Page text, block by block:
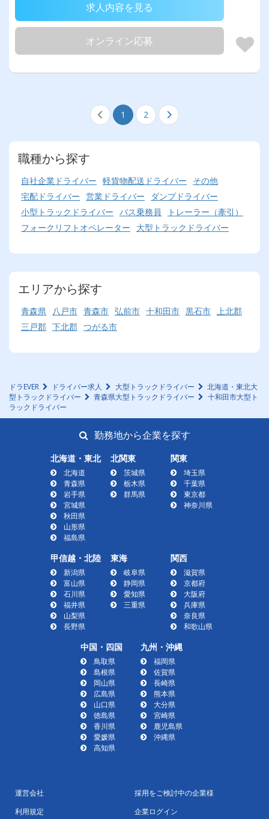
求人内容を見る
オンライン応募
1 2
職種から探す
自社企業ドライバー 軽貨物配送ドライバー
その他
宅配ドライバー 営業ドライバー
ダンプドライバー
小型トラックドライバー バス乗務員
トレーラー（牽引）
フォークリフトオペレーター
大型トラックドライバー
エリアから探す
青森県 八戸市 青森市 弘前市 十和田市 黒石市 上北郡
三戸郡 下北郡 つがる市
ドラEVER ドライバー求人 大型トラックドライバー
北海道・東北大
型トラックドライバー
青森県大型トラックドライバー
十和田市大型ト
ラックドライバー
勤務地から企業を探す
北海道・東北
北海道
青森県
岩手県
宮城県
秋田県
山形県
福島県
北関東
茨城県
栃木県
群馬県
関東
埼玉県
千葉県
東京都
神奈川県
甲信越・北陸
新潟県
富山県
石川県
福井県
山梨県
長野県
東海
岐阜県
静岡県
愛知県
三重県
関西
滋賀県
京都府
大阪府
兵庫県
奈良県
和歌山県
中国・四国
鳥取県
島根県
岡山県
広島県
山口県
徳島県
香川県
愛媛県
高知県
九州・沖縄
福岡県
佐賀県
長崎県
熊本県
大分県
宮崎県
鹿児島県
沖縄県
運営会社
利用規定
採用をご検討中の企業様
企業ログイン